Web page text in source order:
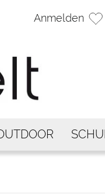
Anmelden